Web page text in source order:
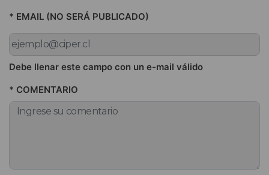
* EMAIL (NO SERÁ PUBLICADO)
Debe llenar este campo con un e-mail válido
* COMENTARIO